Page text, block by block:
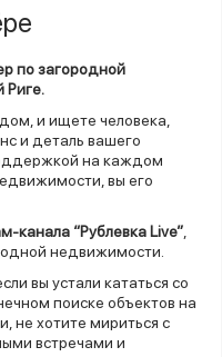
по загородной
Риге.
и ищете человека,
и деталь вашего
на каждом
вы его
канала “Рублевка Live”
недвижимости.
вы устали кататься со
поиске объектов на
не хотите мириться с
встречами и